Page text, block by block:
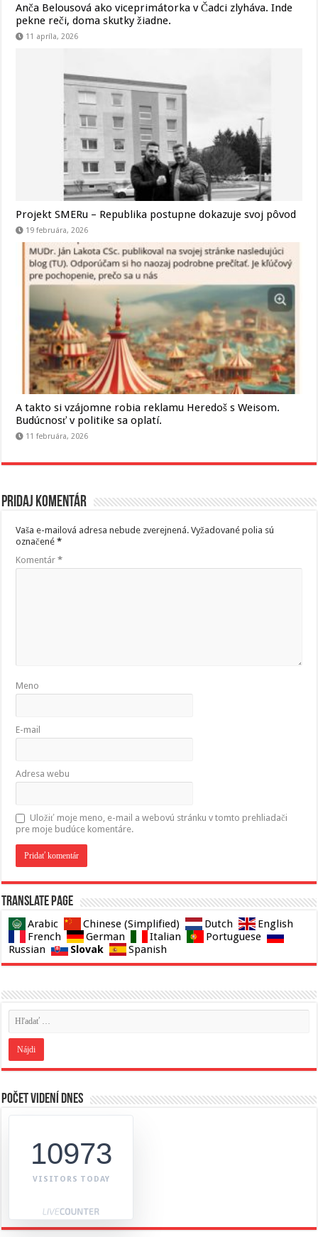
Anča Belousová ako viceprimátorka v Čadci zlyháva. Inde
pekne reči, doma skutky žiadne.
11 apríla, 2026
Projekt SMERu – Republika postupne dokazuje svoj pôvod
19 februára, 2026
A takto si vzájomne robia reklamu Heredoš s Weisom.
Budúcnosť v politike sa oplatí.
11 februára, 2026
Pridaj komentár
Vaša e-mailová adresa nebude zverejnená. Vyžadované polia sú
označené*
Komentár*
Meno
E-mail
Adresa webu
Uložiť moje meno, e-mail a webovú stránku v tomto prehliadači
pre moje budúce komentáre.
Translate page
Arabic Chinese (Simplified) Dutch
English
French
German Italian
Portuguese
Russian
Slovak Spanish
Počet videní dnes
10973
VISITORS TODAY